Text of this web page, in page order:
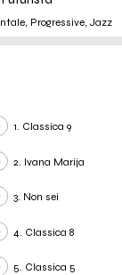
Progressive, Jazz
1. Classica 9
2. Ivana Marija
3. Non sei
4. Classica 8
5. Classica 5